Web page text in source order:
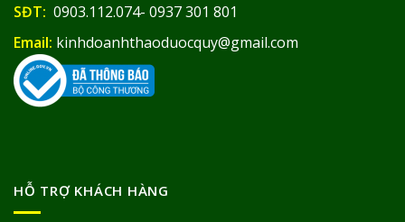
SĐT: 0903.112.074- 0937 301 801
Email: kinhdoanhthaoduocquy@gmail.com
HỖ TRỢ KHÁCH HÀNG